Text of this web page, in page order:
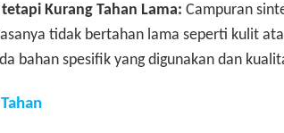
Kurang Tahan Lama: Campuran
tidak bertahan lama seperti kulit
bahan spesifik yang digunakan dan